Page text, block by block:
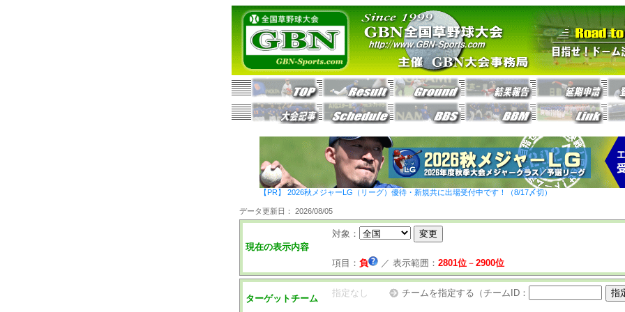
【PR】 2026秋メジャーLG（リーグ）優待・新規共に出場受付中です！（8/17〆切）
データ更新日： 2026/08/05
現在の表示内容
対象：
項目： 負 ／ 表示範囲： 2801位－ 2900位
ターゲットチーム
指定なし チームを指定する（チームID：